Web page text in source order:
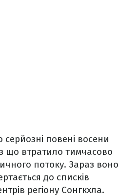
повені восени
що втратило тимчасово
потоку. Зараз воно
до списків
регіону Сонгкхла.